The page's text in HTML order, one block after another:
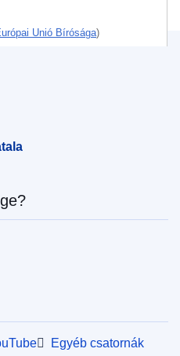
Unió Bírósága)
Egyéb csatornák